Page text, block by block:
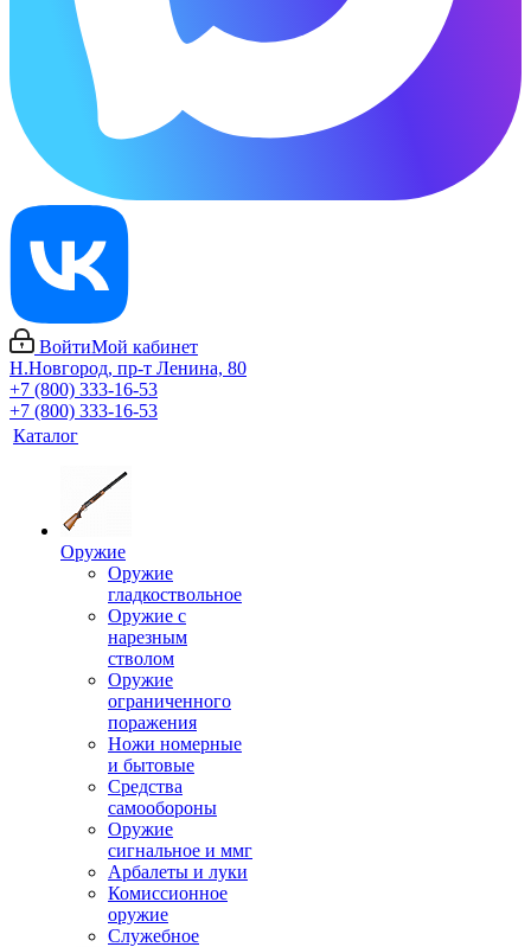
ВойтиМой кабинет
Н.Новгород, пр-т Ленина, 80
+7 (800) 333-16-53
+7 (800) 333-16-53
Каталог
Оружие
Оружие
гладкоствольное
Оружие с
нарезным
стволом
Оружие
ограниченного
поражения
Ножи номерные
и бытовые
Средства
самообороны
Оружие
сигнальное и ммг
Арбалеты и луки
Комиссионное
оружие
Служебное